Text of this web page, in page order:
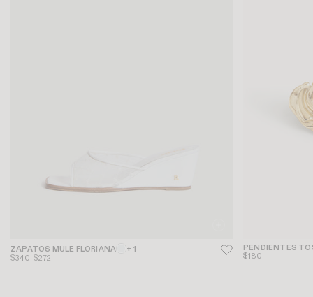
ZAPATOS MULE FLORIANA + 1
$340 $272
PENDIENTES
$180